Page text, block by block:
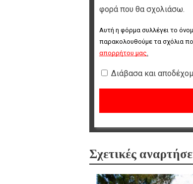
φορά που θα σχολιάσω.
Αυτή η φόρμα συλλέγει το
παρακολουθούμε τα σχόλια
απορρήτου μας.
Διάβασα και
Σχετικές